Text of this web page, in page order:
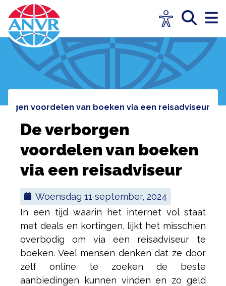
voordelen van boeken via een reisadviseur
De verborgen
voordelen van boeken
via een reisadviseur
woensdag 11 september, 2024
In een tijd waarin het internet vol staat
met deals en kortingen, lijkt het misschien
overbodig om via een reisadviseur te
boeken. Veel mensen denken dat ze door
zelf online te zoeken de beste
aanbiedingen kunnen vinden en zo geld